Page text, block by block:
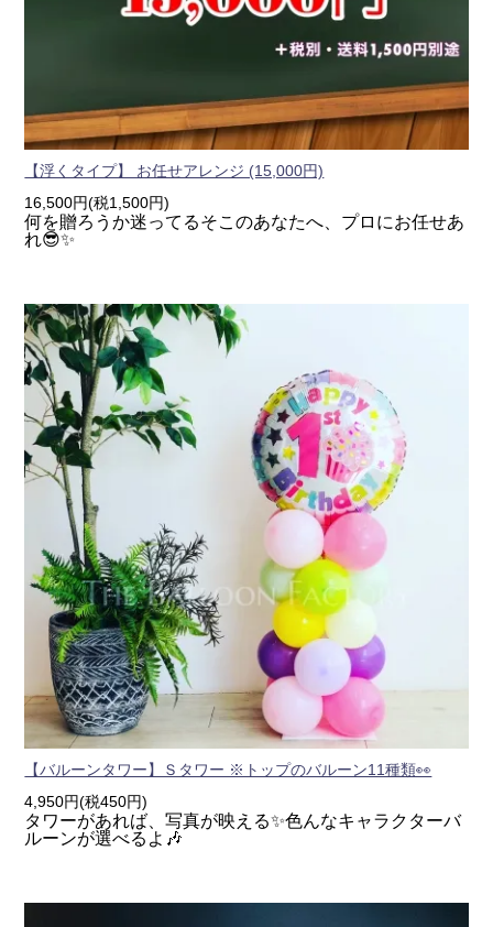
【浮くタイプ】 お任せアレンジ (15,000円)
16,500円(税1,500円)
何を贈ろうか迷ってるそこのあなたへ、プロにお任せあ
れ😎✨
【バルーンタワー】Ｓタワー ※トップのバルーン11種類👀
4,950円(税450円)
タワーがあれば、写真が映える✨色んなキャラクターバ
ルーンが選べるよ🎶